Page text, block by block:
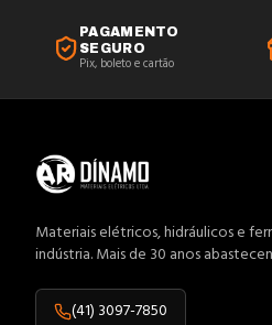
PAGAMENTO
SEGURO
Pix, boleto e cartão
Materiais elétricos, hidráulicos e
indústria. Mais de 30 anos
(41) 3097-7850